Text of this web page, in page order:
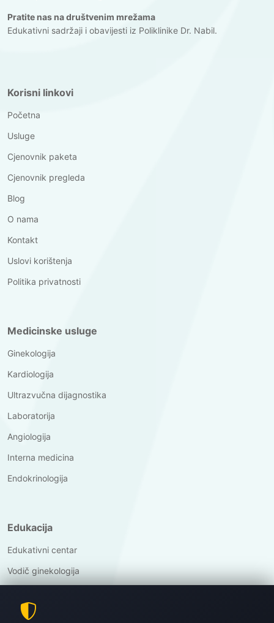
Pratite nas na društvenim mrežama
Edukativni sadržaji i obavijesti iz Poliklinike Dr. Nabil.
Korisni linkovi
Početna
Usluge
Cjenovnik paketa
Cjenovnik pregleda
Blog
O nama
Kontakt
Uslovi korištenja
Politika privatnosti
Medicinske usluge
Ginekologija
Kardiologija
Ultrazvučna dijagnostika
Laboratorija
Angiologija
Interna medicina
Endokrinologija
Edukacija
Edukativni centar
Vodič ginekologija
Vodič ultrazvuk